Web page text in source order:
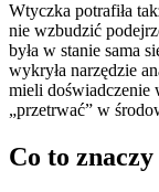
Wtyczka potrafiła
nie wzbudzić
była w stanie sama
wykryła narzędzie
mieli doświadczenie
„przetrwać” w
Co to